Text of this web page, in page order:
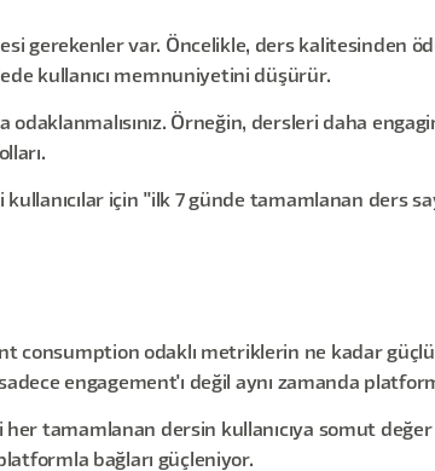
var. Öncelikle, ders kalitesinden
kullanıcı memnuniyetini düşürür.
Örneğin, dersleri daha
için "ilk 7 günde tamamlanan ders
consumption odaklı metriklerin ne kadar
engagement'ı değil aynı zamanda
her tamamlanan dersin kullanıcıya somut
bağları güçleniyor.